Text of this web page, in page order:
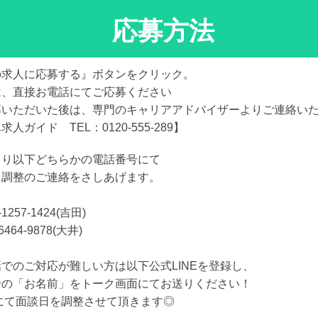
応募方法
人に応募する』ボタンをクリック。
直接お電話にてご応募ください
ただいた後は、専門のキャリアアドバイザーよりご連絡いた
人ガイド TEL：0120-555-289】
以下どちらかの電話番号にて
整のご連絡をさしあげます。
1424(吉田)
9878(大井)
のご対応が難しい方は以下公式LINEを登録し、
「お名前」をトーク画面にてお送りください！
て面談日を調整させて頂きます◎